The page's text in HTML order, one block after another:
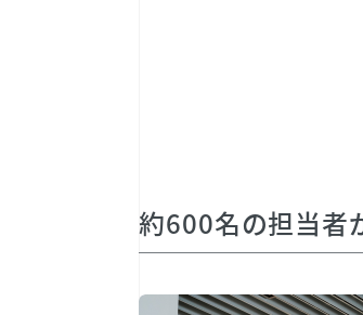
約600名の担当者